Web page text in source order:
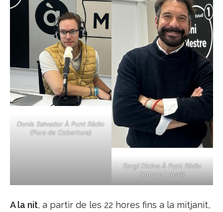
Donís Salvador À Punt Ràdio
(Fora de Cobertura)
Sergi Olcina À Punt Ràdio
(Amunt i Avall)
A la nit, a partir de les 22 hores fins a la mitjanit,